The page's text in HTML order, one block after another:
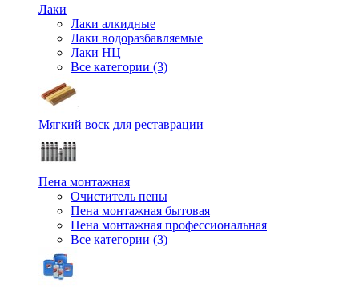
Лаки
Лаки алкидные
Лаки водоразбавляемые
Лаки НЦ
Все категории (3)
Мягкий воск для реставрации
Пена монтажная
Очиститель пены
Пена монтажная бытовая
Пена монтажная профессиональная
Все категории (3)